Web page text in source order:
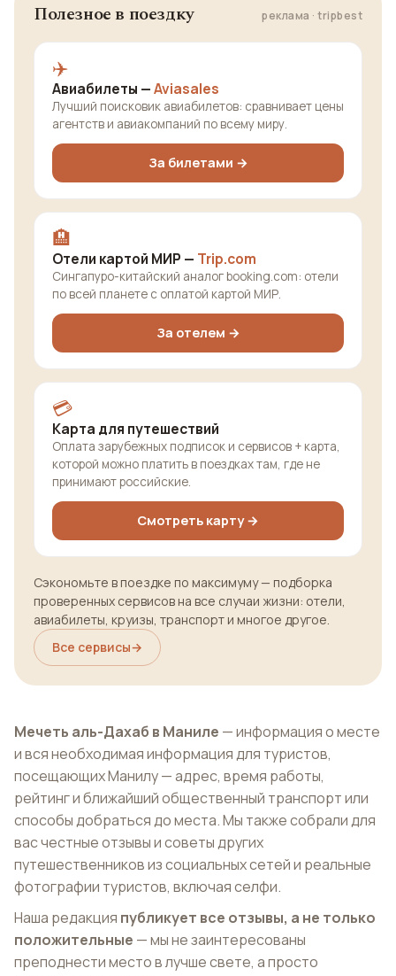
Полезное в поездку реклама · tripbest
✈️
Авиабилеты —Aviasales
Лучший поисковик авиабилетов: сравнивает цены
агентств и авиакомпаний по всему миру.
За билетами →
🏨
Отели картой МИР — Trip.com
Сингапуро-китайский аналог booking.com: отели
по всей планете с оплатой картой МИР.
За отелем →
💳
Карта для путешествий
Оплата зарубежных подписок и сервисов + карта,
которой можно платить в поездках там, где не
принимают российские.
Смотреть карту →
Сэкономьте в поездке по максимуму — подборка
проверенных сервисов на все случаи жизни: отели,
авиабилеты, круизы, транспорт и многое другое.
Все сервисы→
Мечеть аль-Дахаб в Маниле — информация о месте
и вся необходимая информация для туристов,
посещающих Манилу — адрес, время работы,
рейтинг и ближайший общественный транспорт или
способы добраться до места. Мы также собрали для
вас честные отзывы и советы других
путешественников из социальных сетей и реальные
фотографии туристов, включая селфи.
Наша редакция публикует все отзывы, а не только
положительные — мы не заинтересованы
преподнести место в лучше свете, а просто